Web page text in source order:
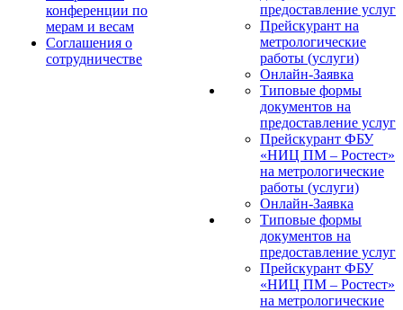
конференции по
мерам и весам
Соглашения о
сотрудничестве
предоставление услуг
Прейскурант на
метрологические
работы (услуги)
Онлайн-Заявка
Типовые формы
документов на
предоставление услуг
Прейскурант ФБУ
«НИЦ ПМ – Ростест»
на метрологические
работы (услуги)
Онлайн-Заявка
Типовые формы
документов на
предоставление услуг
Прейскурант ФБУ
«НИЦ ПМ – Ростест»
на метрологические